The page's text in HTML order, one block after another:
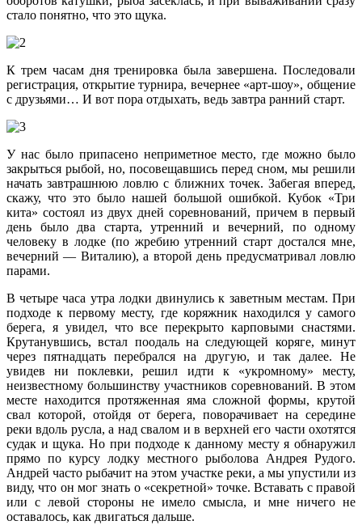
стало понятно, что это щука.
К трем часам дня тренировка была завершена. Последовали
регистрация, открытие турнира, вечернее «арт-шоу», общение
с друзьями… И вот пора отдыхать, ведь завтра ранний старт.
У нас было припасено неприметное место, где можно было
закрыться рыбой, но, посовещавшись перед сном, мы решили
начать завтрашнюю ловлю с ближних точек. Забегая вперед,
скажу, что это было нашей большой ошибкой. Кубок «Три
кита» состоял из двух дней соревнований, причем в первый
день было два старта, утренний и вечерний, по одному
человеку в лодке (по жребию утренний старт достался мне,
вечерний — Виталию), а второй день предусматривал ловлю
парами.
В четыре часа утра лодки двинулись к заветным местам. При
подходе к первому месту, где коряжник находился у самого
берега, я увидел, что все перекрыто карповыми снастями.
Крутанувшись, встал поодаль на следующей коряге, минут
через пятнадцать перебрался на другую, и так далее. Не
увидев ни поклевки, решил идти к «укромному» месту,
неизвестному большинству участников соревнований. В этом
месте находится протяженная яма сложной формы, крутой
свал которой, отойдя от берега, поворачивает на середине
реки вдоль русла, а над свалом и в верхней его части охотятся
судак и щука. Но при подходе к данному месту я обнаружил
прямо по курсу лодку местного рыболова Андрея Рудого.
Андрей часто рыбачит на этом участке реки, а мы упустили из
виду, что он мог знать о «секретной» точке. Вставать с правой
или с левой стороны не имело смысла, и мне ничего не
оставалось, как двигаться дальше.